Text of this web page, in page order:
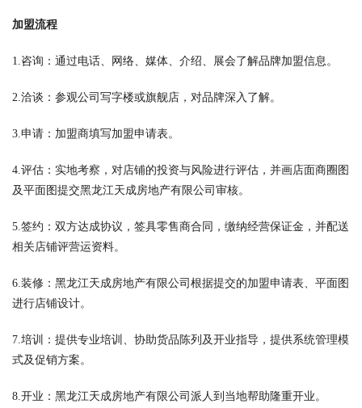
加盟流程
1.咨询：通过电话、网络、媒体、介绍、展会了解品牌加盟信息。
2.洽谈：参观公司写字楼或旗舰店，对品牌深入了解。
3.申请：加盟商填写加盟申请表。
4.评估：实地考察，对店铺的投资与风险进行评估，并画店面商圈图
及平面图提交黑龙江天成房地产有限公司审核。
5.签约：双方达成协议，签具零售商合同，缴纳经营保证金，并配送
相关店铺评营运资料。
6.装修：黑龙江天成房地产有限公司根据提交的加盟申请表、平面图
进行店铺设计。
7.培训：提供专业培训、协助货品陈列及开业指导，提供系统管理模
式及促销方案。
8.开业：黑龙江天成房地产有限公司派人到当地帮助隆重开业。